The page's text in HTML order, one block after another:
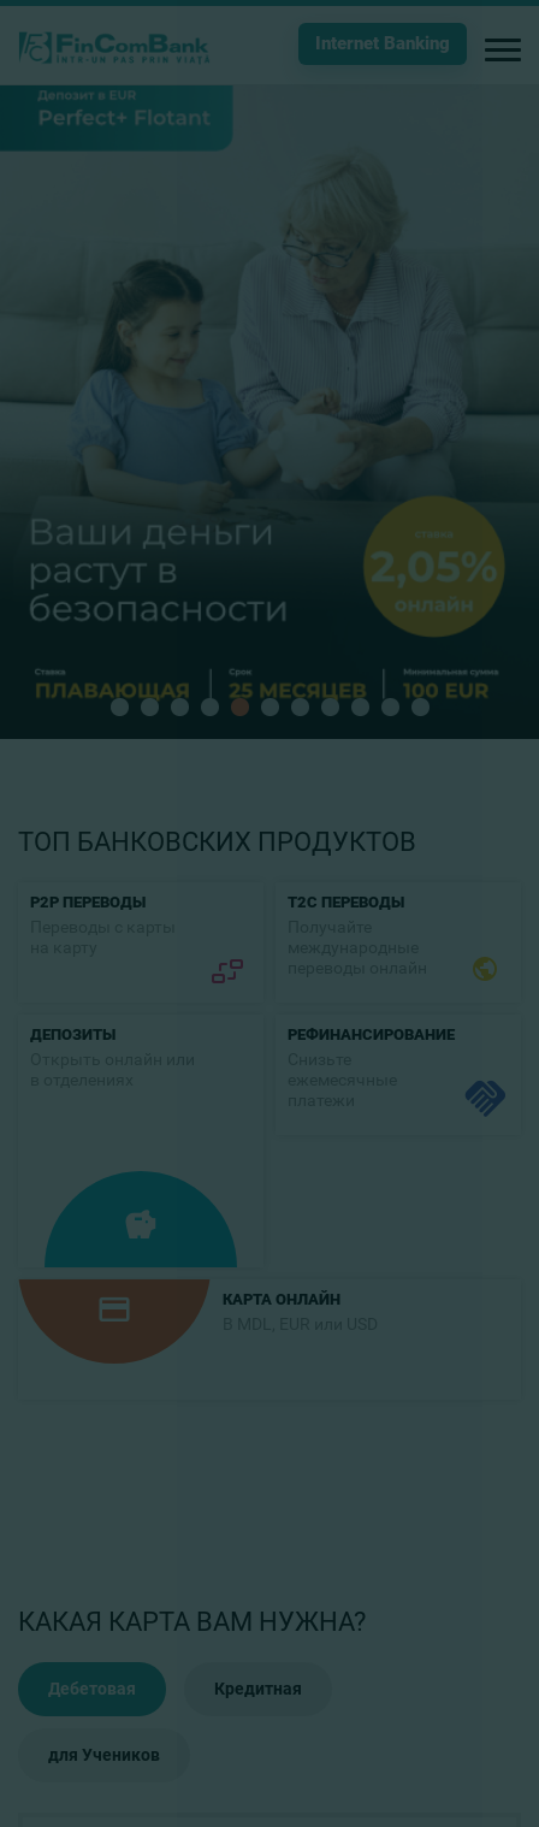
Internet Banking
ТОП БАНКОВСКИХ ПРОДУКТОВ
P2P ПЕРЕВОДЫ T2C ПЕРЕВОДЫ
ДЕПОЗИТЫ РЕФИНАНСИРОВАНИЕ
КАРТА ОНЛАЙН
КАКАЯ КАРТА ВАМ НУЖНА?
Дебетовая Кредитная
для Учеников